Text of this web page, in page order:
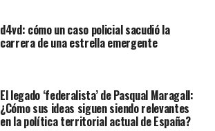
d4vd: cómo un caso policial sacudió la
carrera de una estrella emergente
El legado ‘federalista’ de Pasqual Maragall:
¿Cómo sus ideas siguen siendo relevantes
en la política territorial actual de España?